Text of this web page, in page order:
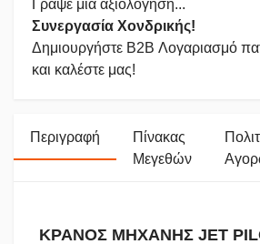
Γράψε μια αξιολόγηση...
Συνεργασία Χονδρικής!
Δημιουργήστε B2B Λογαριασμό
και καλέστε μας!
Περιγραφή
Πίνακας
Μεγεθών
ΚΡΑΝΟΣ ΜΗΧΑΝΗΣ JET